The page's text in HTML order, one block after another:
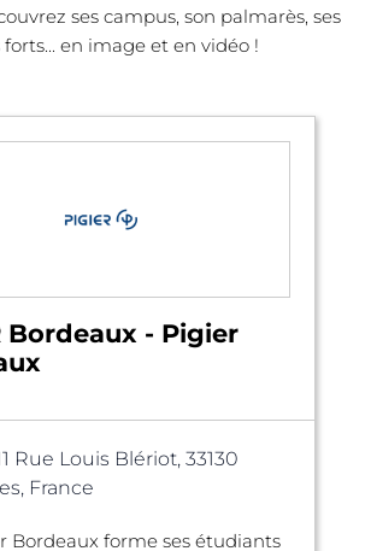
ses campus, son palmarès, ses
en image et en vidéo !
Bordeaux - Pigier
Rue Louis Blériot, 33130
France
Bordeaux forme ses étudiants